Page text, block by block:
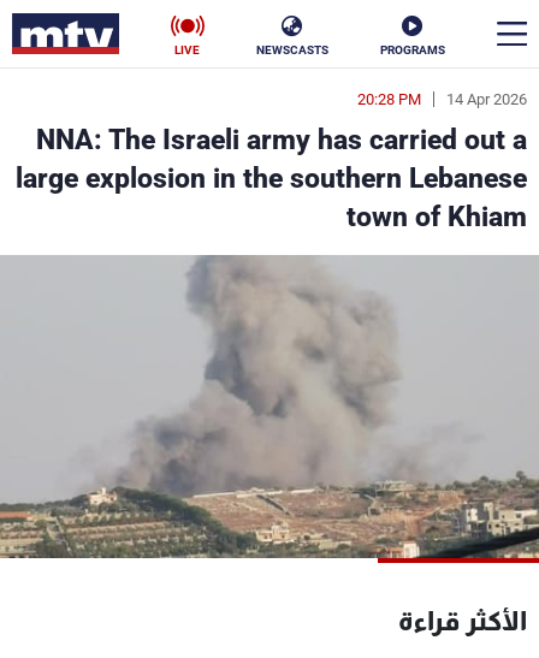
PROGRAMS
NEWSCASTS
LIVE
14 Apr 2026
20:28 PM
NNA: The Israeli army has carried out a
large explosion in the southern Lebanese
town of Khiam
الأكثر قراءة
en
الأخبار
سياسة
رياضة
البرامج
جدول البرامج
شاهد البرامج